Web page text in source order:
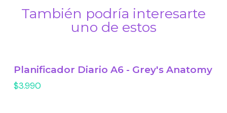
También podría interesarte
uno de estos
Planificador Diario A6 - Grey's Anatomy
$3.990